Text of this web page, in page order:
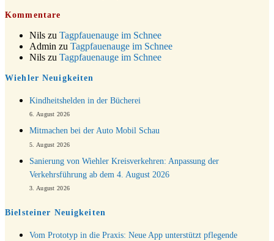
31.12.
Gottesdienst zu Silvester in der Kirche um 18:00 Uhr
Kommentare
Nils zu Tagpfauenauge im Schnee
Admin zu Tagpfauenauge im Schnee
Nils zu Tagpfauenauge im Schnee
Wiehler Neuigkeiten
Kindheitshelden in der Bücherei
6. August 2026
Mitmachen bei der Auto Mobil Schau
5. August 2026
Sanierung von Wiehler Kreisverkehren: Anpassung der
Verkehrsführung ab dem 4. August 2026
3. August 2026
Bielsteiner Neuigkeiten
Vom Prototyp in die Praxis: Neue App unterstützt pflegende